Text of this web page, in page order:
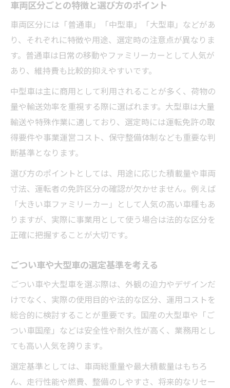
車両区分ごとの特徴と選び方のポイント
車両区分には「普通車」「中型車」「大型車」などがあ
り、それぞれに特徴や用途、選定時の注意点が異なりま
す。普通車は日常の移動やファミリーカーとして人気が
あり、維持費も比較的抑えやすいです。
中型車は主に商用として利用されることが多く、荷物の
量や輸送効率を重視する際に選ばれます。大型車は大量
輸送や特殊作業に適しており、選定時には運転免許の取
得要件や事業運営コスト、保守整備体制なども重要な判
断基準となります。
選び方のポイントとしては、用途に応じた積載量や車両
寸法、運転者の免許区分の確認が欠かせません。例えば
「大きい車ファミリーカー」として人気の高い車種もあ
りますが、実際に事業用として使う場合は法的な区分を
正確に把握することが大切です。
ごつい車や大型車の選定基準を考える
ごつい車や大型車を選ぶ際は、外観の迫力やデザインだ
けでなく、実際の使用目的や法的な区分、運用コストを
総合的に検討することが重要です。国産の大型車や「ご
つい車国産」などは安全性や耐久性が高く、業務用とし
ても高い人気を誇ります。
選定基準としては、車両総重量や最大積載量はもちろ
ん、走行性能や燃費、整備のしやすさ、将来的なリセー